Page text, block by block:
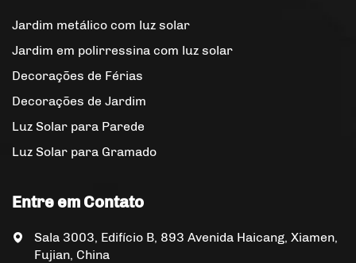
Jardim metálico com luz solar
Jardim em polirressina com luz solar
Decorações de Férias
Decorações de Jardim
Luz Solar para Parede
Luz Solar para Gramado
Entre em Contato
Sala 3003, Edifício B, 893 Avenida Haicang, Xiamen,
Fujian, China